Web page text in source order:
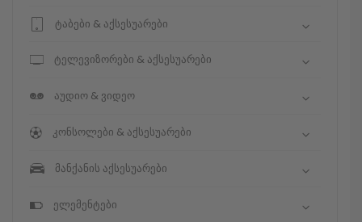
ტაბები & აქსესუარები
ტელევიზორები & აქსესუარები
აუდიო & ვიდეო
კონსოლები & აქსესუარები
მანქანის აქსესუარები
ელემენტები